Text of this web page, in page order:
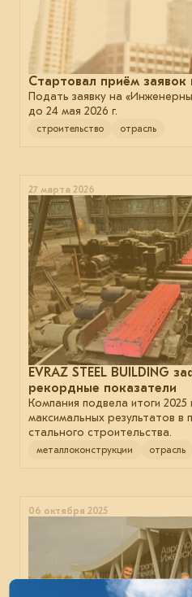
Стартовал приём заявок
Подать заявку на
до 24 мая 2026 г.
строительство отрасль
27 марта 2026
EVRAZ STEEL BUILDING
рекордные показатели
Компания подвела итоги 2025
максимальных результатов
стального строительства.
металлоконструкции отрасль
06 октября 2025